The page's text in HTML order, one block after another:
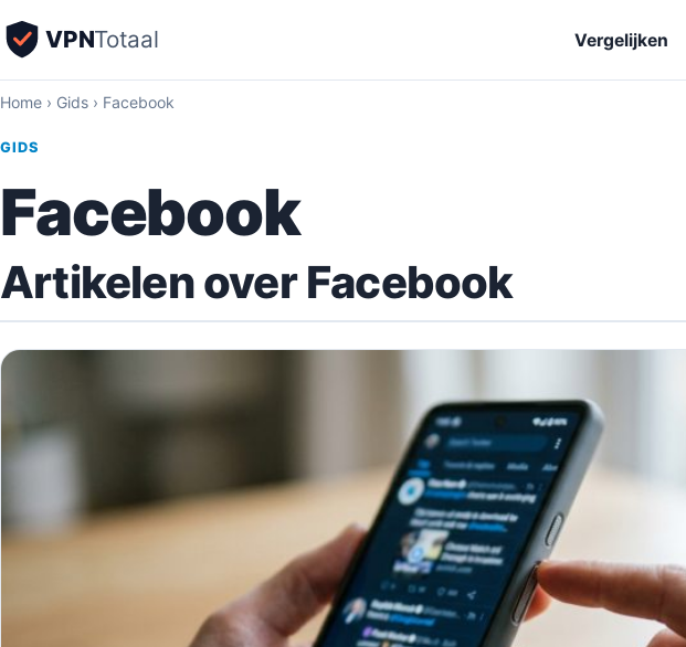
VPNTotaal Vergelijken
Home › Gids › Facebook
GIDS
Facebook
Artikelen over Facebook